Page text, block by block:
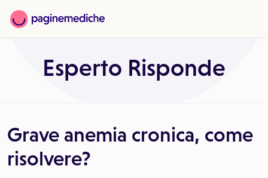
Esperto Risponde
Grave anemia cronica, come
risolvere?